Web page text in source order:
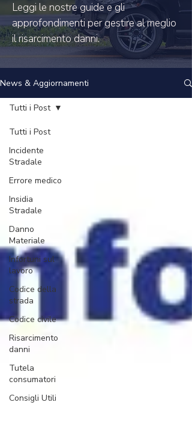
Leggi le nostre guide e gli
approfondimenti per gestire al meglio
il risarcimento danni.
News & Aggiornamenti
Tutti i Post
Incidente
Stradale
Errore medico
Insidia
Stradale
Danno
Materiale
Infortuni sul
lavoro
Codice della
strada
Codice civile
Risarcimento
danni
Tutela
consumatori
Consigli Utili
Tutti i Post